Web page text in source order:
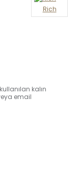
Rich
kalın
email